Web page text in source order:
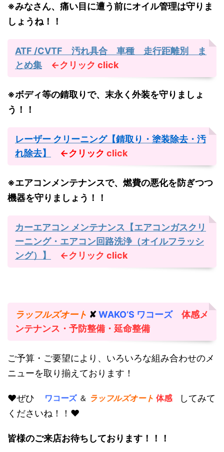
※みなさん、痛い目に遭う前にオイル管理は守りま
しょうね！！
ATF /CVTF 汚れ具合 車種 走行距離別 ま
とめ集
←クリック click
※ボディ等の錆取りで、末永く外装を守りましょ
う！！
レーザー クリーニング【錆取り・塗装除去・汚
れ除去】
←クリック click
※エアコンメンテナンスで、燃費の悪化を防ぎつつ
機器を守りましょう！！
カーエアコン メンテナンス【エアコンガスクリ
ーニング・エアコン回路洗浄（オイルフラッシ
ング）】
←クリック click
ラッフルズオート ✘WAKO’S ワコーズ 体感メ
ンテナンス・予防整備・延命整備
ご予算・ご要望により、いろいろな組み合わせのメ
ニューを取り揃えております！
♥ぜひ ワコーズ ＆ ラッフルズオート 体感
してみて
くださいね！！♥
皆様のご来店お待ちしております！！！